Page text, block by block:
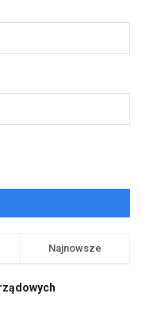
Najnowsze